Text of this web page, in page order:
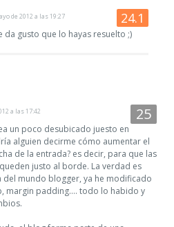
de 2012 a las 19:27
da gusto que lo hayas resuelto ;)
a las 17:42
un poco desubicado juesto en
alguien decirme cómo aumentar el
de la entrada? es decir, para que las
justo al borde. La verdad es
del mundo blogger, ya he modificado
margin padding.... todo lo habido y